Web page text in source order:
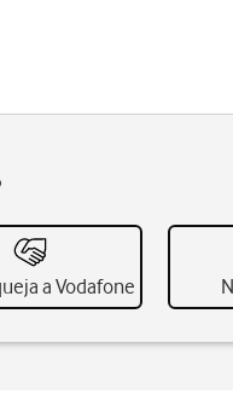
a Vodafone